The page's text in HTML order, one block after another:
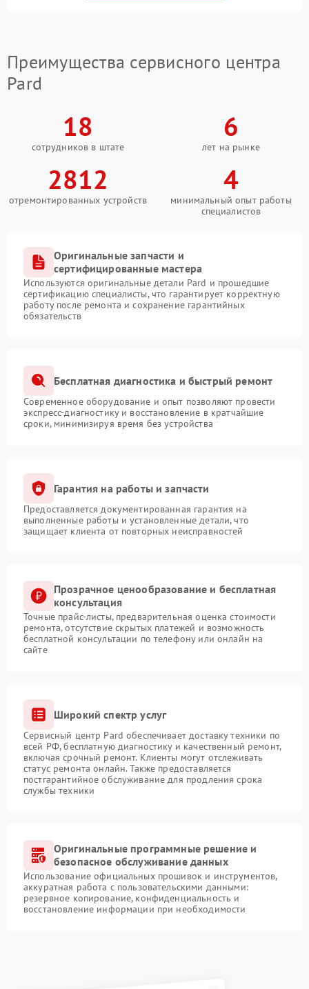
Преимущества сервисного центра
Pard
18
сотрудников в штате
6
лет на рынке
2812
отремонтированных устройств
4
минимальный опыт работы
специалистов
Оригинальные запчасти и
сертифицированные мастера
Используются оригинальные детали Pard и прошедшие
сертификацию специалисты, что гарантирует корректную
работу после ремонта и сохранение гарантийных
обязательств
Бесплатная диагностика и быстрый ремонт
Современное оборудование и опыт позволяют провести
экспресс-диагностику и восстановление в кратчайшие
сроки, минимизируя время без устройства
Гарантия на работы и запчасти
Предоставляется документированная гарантия на
выполненные работы и установленные детали, что
защищает клиента от повторных неисправностей
Прозрачное ценообразование и бесплатная
консультация
Точные прайс-листы, предварительная оценка стоимости
ремонта, отсутствие скрытых платежей и возможность
бесплатной консультации по телефону или онлайн на
сайте
Широкий спектр услуг
Сервисный центр Pard обеспечивает доставку техники по
всей РФ, бесплатную диагностику и качественный ремонт,
включая срочный ремонт. Клиенты могут отслеживать
статус ремонта онлайн. Также предоставляется
постгарантийное обслуживание для продления срока
службы техники
Оригинальные программные решение и
безопасное обслуживание данных
Использование официальных прошивок и инструментов,
аккуратная работа с пользовательскими данными:
резервное копирование, конфиденциальность и
восстановление информации при необходимости